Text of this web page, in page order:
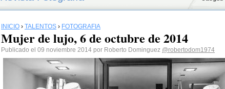
INICIO › TALENTOS › FOTOGRAFÍA
Mujer de lujo, 6 de octubre de 2014
Publicado el 09 noviembre 2014 por Roberto Dominguez @robertodom1974